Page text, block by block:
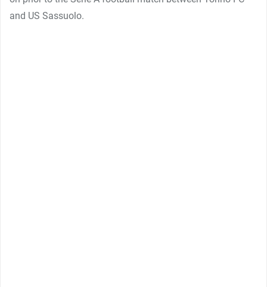
and US Sassuolo.